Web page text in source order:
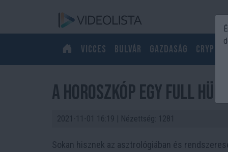
Vicces Bulvár Gazdaság Crypto
A Horoszkóp egy full
2021-11-01 16:19 | Nézettség: 1281
Sokan hisznek az asztrológiában és